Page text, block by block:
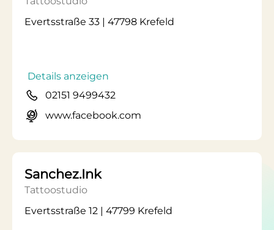
Evertsstraße 33 | 47798 Krefeld
Details anzeigen
02151 9499432
www.facebook.com
Sanchez.Ink
Tattoostudio
Evertsstraße 12 | 47799 Krefeld